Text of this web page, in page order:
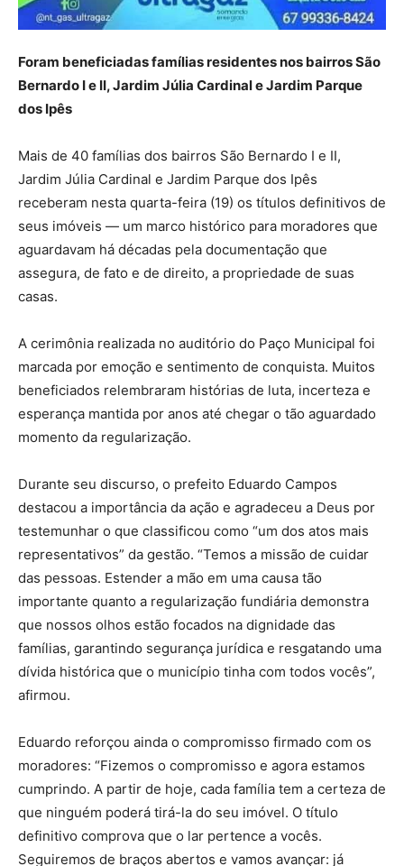
Foram beneficiadas famílias residentes nos bairros São
Bernardo I e II, Jardim Júlia Cardinal e Jardim Parque
dos Ipês
Mais de 40 famílias dos bairros São Bernardo I e II,
Jardim Júlia Cardinal e Jardim Parque dos Ipês
receberam nesta quarta-feira (19) os títulos definitivos de
seus imóveis — um marco histórico para moradores que
aguardavam há décadas pela documentação que
assegura, de fato e de direito, a propriedade de suas
casas.
A cerimônia realizada no auditório do Paço Municipal foi
marcada por emoção e sentimento de conquista. Muitos
beneficiados relembraram histórias de luta, incerteza e
esperança mantida por anos até chegar o tão aguardado
momento da regularização.
Durante seu discurso, o prefeito Eduardo Campos
destacou a importância da ação e agradeceu a Deus por
testemunhar o que classificou como “um dos atos mais
representativos” da gestão. “Temos a missão de cuidar
das pessoas. Estender a mão em uma causa tão
importante quanto a regularização fundiária demonstra
que nossos olhos estão focados na dignidade das
famílias, garantindo segurança jurídica e resgatando uma
dívida histórica que o município tinha com todos vocês”,
afirmou.
Eduardo reforçou ainda o compromisso firmado com os
moradores: “Fizemos o compromisso e agora estamos
cumprindo. A partir de hoje, cada família tem a certeza de
que ninguém poderá tirá-la do seu imóvel. O título
definitivo comprova que o lar pertence a vocês.
Seguiremos de braços abertos e vamos avançar: já